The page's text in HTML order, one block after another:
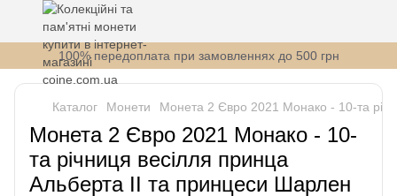
100% передоплата при замовленнях до 500 грн
Каталог Монети Монета 2 Євро 2021 Монако - 10-та
Монета 2 Євро 2021 Монако - 10-
та річниця весілля принца
Альберта ІІ та принцеси Шарлен